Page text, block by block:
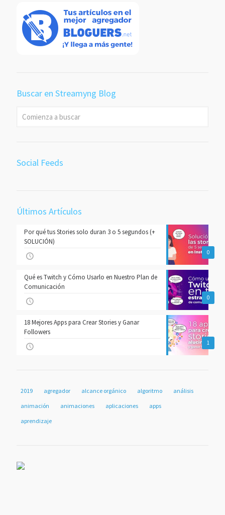
Buscar en Streamyng Blog
Social Feeds
Últimos Artículos
0
Por qué tus Stories solo duran 3 o 5 segundos (+
SOLUCIÓN)
0
Qué es Twitch y Cómo Usarlo en Nuestro Plan de
Comunicación
1
18 Mejores Apps para Crear Stories y Ganar
Followers
2019 agregador alcance orgánico algoritmo
análisis
animación
animaciones aplicaciones
apps
aprendizaje